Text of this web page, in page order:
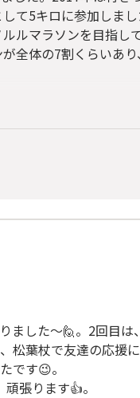
て5キロに参加しま
ルマラソンを目指し
全体の7割くらいあ
ました〜🙋。2回目は
松葉杖で友達の応援
です😉。
張ります👍。